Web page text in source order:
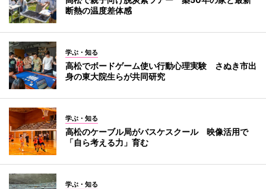
断熱の温度差体感
学ぶ・知る
高松でボードゲーム使い行動心理実験 さぬき市出
身の東大院生らが共同研究
学ぶ・知る
高松のケーブル局がバスケスクール 映像活用で
「自ら考える力」育む
学ぶ・知る